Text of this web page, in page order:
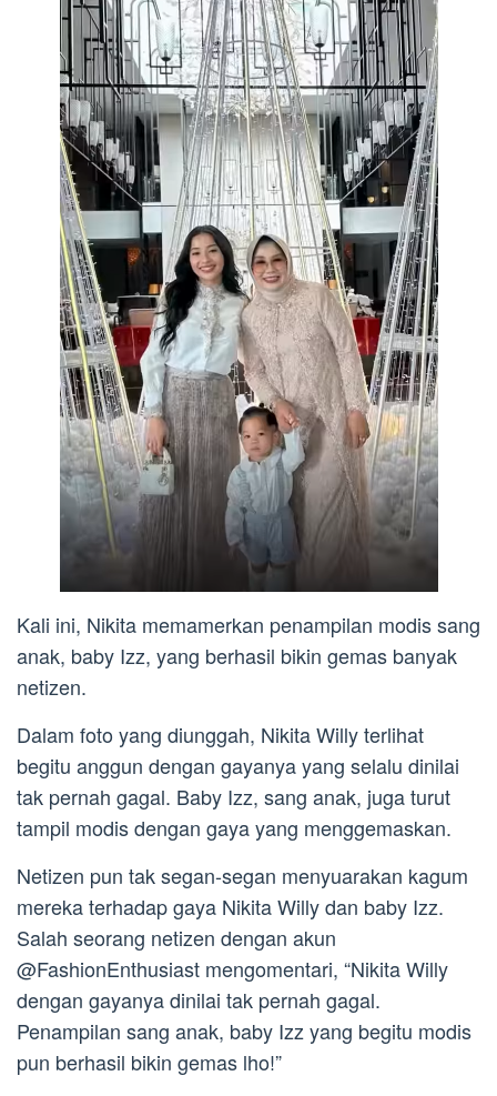
Kali ini, Nikita memamerkan penampilan modis sang
anak, baby Izz, yang berhasil bikin gemas banyak
netizen.
Dalam foto yang diunggah, Nikita Willy terlihat
begitu anggun dengan gayanya yang selalu dinilai
tak pernah gagal. Baby Izz, sang anak, juga turut
tampil modis dengan gaya yang menggemaskan.
Netizen pun tak segan-segan menyuarakan kagum
mereka terhadap gaya Nikita Willy dan baby Izz.
Salah seorang netizen dengan akun
@FashionEnthusiast mengomentari, “Nikita Willy
dengan gayanya dinilai tak pernah gagal.
Penampilan sang anak, baby Izz yang begitu modis
pun berhasil bikin gemas lho!⁣”